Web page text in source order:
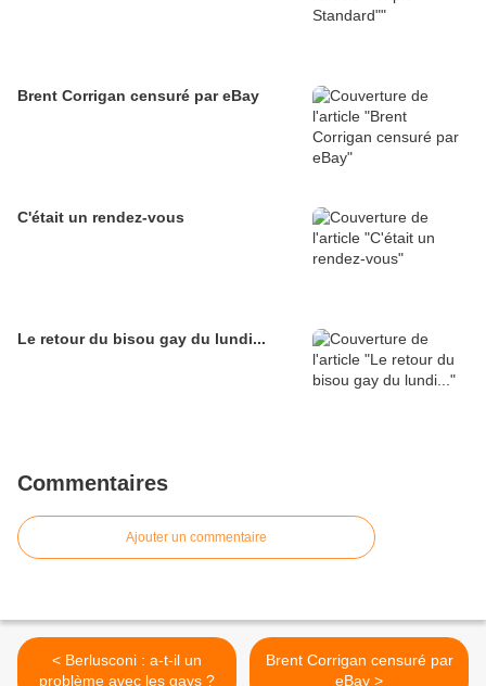
Brent Corrigan censuré par eBay
C'était un rendez-vous
Le retour du bisou gay du lundi...
Commentaires
Ajouter un commentaire
< Berlusconi : a-t-il un
problème avec les gays ?
Brent Corrigan censuré par
eBay >